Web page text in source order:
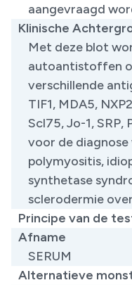
aangevraagd
Klinische
​Met deze blot
autoantistoffen
verschillende
TIF1, MDA5,
Scl75, Jo-1, SRP,
voor de
polymyositis,
synthetase
sclerodermie
Principe van de
Afname
SERUM
Alternatieve